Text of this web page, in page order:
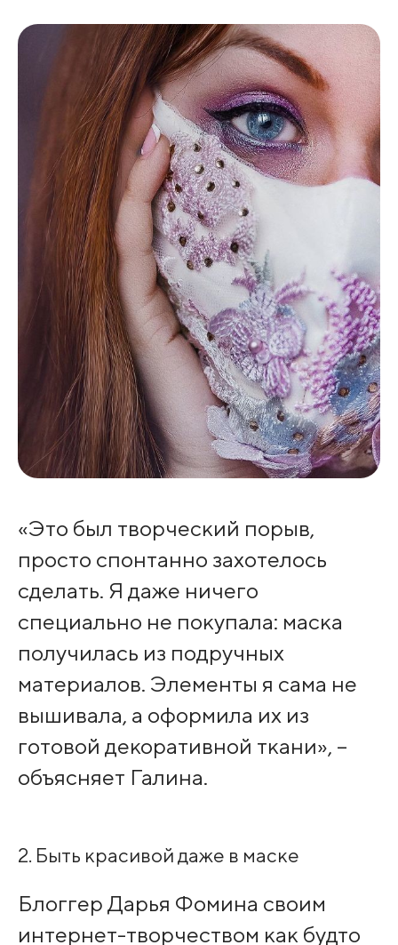
«Это был творческий порыв,
просто спонтанно захотелось
сделать. Я даже ничего
специально не покупала: маска
получилась из подручных
материалов. Элементы я сама не
вышивала, а оформила их из
готовой декоративной ткани», –
объясняет Галина.
2. Быть красивой даже в маске
Блоггер Дарья Фомина своим
интернет-творчеством как будто